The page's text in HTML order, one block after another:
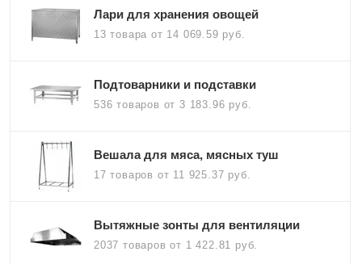
Лари для хранения овощей
13 товара от 14 069.59 руб.
Подтоварники и подставки
536 товаров от 3 183.96 руб.
Вешала для мяса, мясных туш
17 товаров от 11 925.37 руб.
Вытяжные зонты для вентиляции
2037 товаровот 1 422.81 руб.